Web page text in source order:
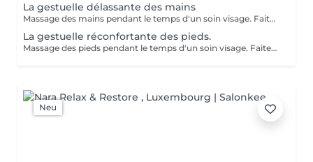
La gestuelle délassante des mains
Massage des mains pendant le temps d'un soin visage. Faites vous plaisir en rajoutant ce petit plus à votre soin visage pour une relaxation intense.
La gestuelle réconfortante des pieds.
Massage des pieds pendant le temps d'un soin visage. Faites vous plaisir en rajoutant ce petit plus à votre soin visage pour une relaxation intense.
Neu